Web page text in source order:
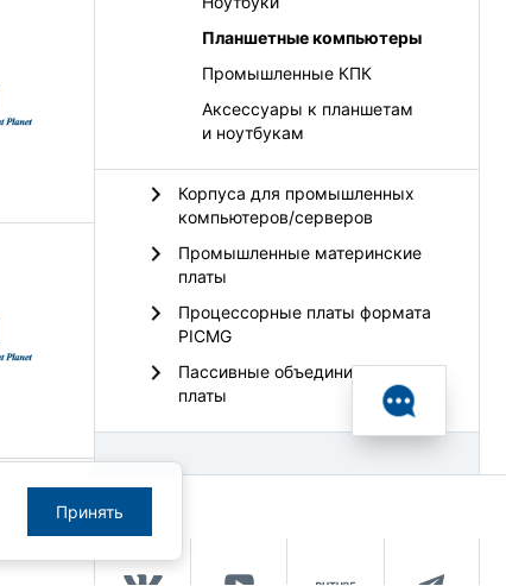
Планшетные компьютеры
Промышленные КПК
Аксессуары к планшетам
и ноутбукам
Корпуса для промышленных
компьютеров/серверов
Промышленные материнские
платы
Процессорные платы формата
PICMG
Пассивные объединительные
платы
Принять